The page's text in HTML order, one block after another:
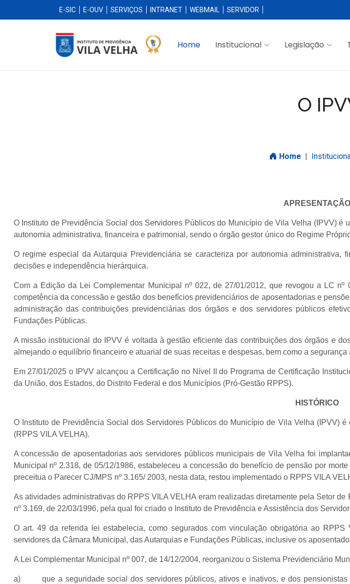
E-SIC E-OUV SERVIÇOS INTRANET WEBMAIL SERVIDOR
Home Institucional Legislação
O
Home
APRESENTAÇÃO
O Instituto de Previdência Social dos Servidores Públicos do Município de Vila Velha (IPVV)
autonomia administrativa, financeira e patrimonial, sendo o órgão gestor único do Regime
O regime especial da Autarquia Previdenciária se caracteriza por autonomia
decisões e independência hierárquica.
Com a Edição da Lei Complementar Municipal nº 022, de 27/01/2012, que revogou a LC
competência da concessão e gestão dos benefícios previdenciários de aposentadorias e
administração das contribuições previdenciárias dos órgãos e dos servidores públicos
Fundações Públicas.
A missão institucional do IPVV é voltada à gestão eficiente das contribuições dos órgãos e
almejando o equilíbrio financeiro e atuarial de suas receitas e despesas, bem como a
Em 27/01/2025 o IPVV alcançou a Certificação no Nível II do Programa de Certificação
da União, dos Estados, do Distrito Federal e dos Municípios (Pró-Gestão RPPS).
HISTÓRICO
O Instituto de Previdência Social dos Servidores Públicos do Município de Vila Velha (IPVV)
(RPPS VILA VELHA).
A concessão de aposentadorias aos servidores públicos municipais de Vila Velha foi
Municipal nº 2.318, de 05/12/1986, estabeleceu a concessão do benefício de pensão por
preceitua o Parecer CJ/MPS nº 3.165/ 2003, nesta data, restou implementado o RPPS VILA
As atividades administrativas do RPPS VILA VELHA eram realizadas diretamente pela Setor
nº 3.169, de 22/03/1996, pela qual foi criado o Instituto de Previdência e Assistência dos
O art. 49 da referida lei estabelecia, como segurados com vinculação obrigatória ao
servidores da Câmara Municipal, das Autarquias e Fundações Públicas, inclusive os
A Lei Complementar Municipal nº 007, de 14/12/2004, reorganizou o Sistema Previdenciário
a) que a seguridade social dos servidores públicos, ativos e inativos, e dos pensionistas